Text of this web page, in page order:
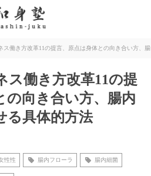
ス働き方改革11の提言、原点は身体との向き合い方、
ス働き方改革11の提
の向き合い方、腸内
る具体的方法
性性 腸内フローラ 腸内細菌